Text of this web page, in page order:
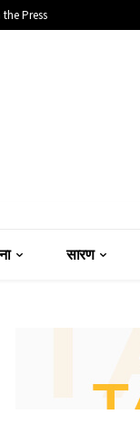
the Press
सारण